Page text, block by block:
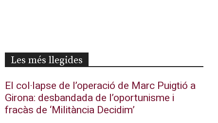
Les més llegides
El col·lapse de l’operació de Marc Puigtió a
Girona: desbandada de l’oportunisme i
fracàs de ‘Militància Decidim’